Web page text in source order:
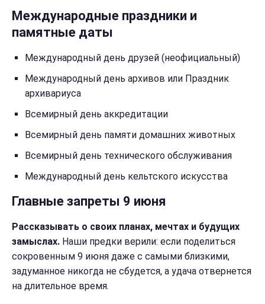
Международные праздники и
памятные даты
Международный день друзей (неофициальный)
Международный день архивов или Праздник
архивариуса
Всемирный день аккредитации
Всемирный день памяти домашних животных
Всемирный день технического обслуживания
Международный день кельтского искусства
Главные запреты 9 июня
Рассказывать о своих планах, мечтах и будущих
замыслах. Наши предки верили: если поделиться
сокровенным 9 июня даже с самыми близкими,
задуманное никогда не сбудется, а удача отвернется
на длительное время.